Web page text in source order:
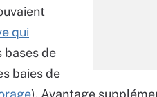
qui
bases de
baies de
). Avantage